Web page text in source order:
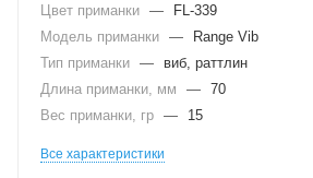
Цвет приманки —
FL-339
Модель приманки —
Range Vib
Тип приманки —
виб, раттлин
Длина приманки, мм
— 70
Вес приманки, гр — 15
Все характеристики